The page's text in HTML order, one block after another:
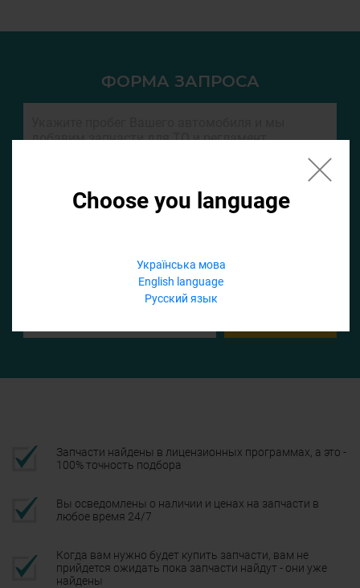
Choose you language
Українська мова
English language
Русский язык
ФОРМА ЗАПРОСА
Запчасти найдены в лицензионных программах, а это -
100% точность подбора
Вы осведомлены о наличии и ценах на запчасти в
любое время 24/7
Когда вам нужно будет купить запчасти, вам не
прийдется ожидать пока запчасти найдут - они уже
найдены